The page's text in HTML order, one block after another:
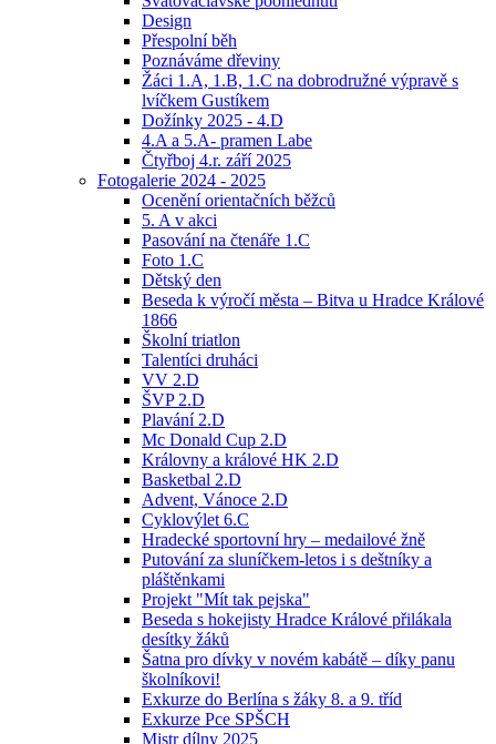
Design
Přespolní běh
Poznáváme dřeviny
Žáci 1.A, 1.B, 1.C na dobrodružné výpravě s
lvíčkem Gustíkem
Dožínky 2025 - 4.D
4.A a 5.A- pramen Labe
Čtyřboj 4.r. září 2025
Fotogalerie 2024 - 2025
Ocenění orientačních běžců
5. A v akci
Pasování na čtenáře 1.C
Foto 1.C
Dětský den
Beseda k výročí města – Bitva u Hradce Králové
1866
Školní triatlon
Talentíci druháci
VV 2.D
ŠVP 2.D
Plavání 2.D
Mc Donald Cup 2.D
Královny a králové HK 2.D
Basketbal 2.D
Advent, Vánoce 2.D
Cyklovýlet 6.C
Hradecké sportovní hry – medailové žně
Putování za sluníčkem-letos i s deštníky a
pláštěnkami
Projekt "Mít tak pejska"
Beseda s hokejisty Hradce Králové přilákala
desítky žáků
Šatna pro dívky v novém kabátě – díky panu
školníkovi!
Exkurze do Berlína s žáky 8. a 9. tříd
Exkurze Pce SPŠCH
Mistr dílny 2025